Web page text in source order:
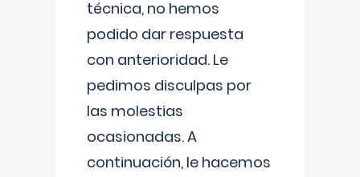
técnica, no hemos
podido dar respuesta
con anterioridad. Le
pedimos disculpas por
las molestias
ocasionadas. A
continuación, le hacemos